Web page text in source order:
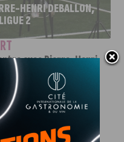
HENRI DEBALLON,
2
avec Pierre-Henri
de la montée en
en Ligue 2 après trois ans